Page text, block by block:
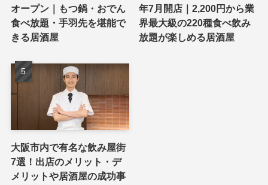
オープン｜もつ鍋・おでん
食べ放題・手羽先を堪能で
きる居酒屋
年7月開店｜2,200円から業
界最大級の220種食べ飲み
放題が楽しめる居酒屋
大阪市内で有名な飲み屋街
7選！出店のメリット・デ
メリットや居酒屋の成功事